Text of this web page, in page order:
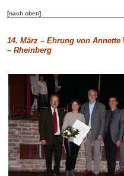
[nach oben]
14. März – Ehrung von
– Rheinberg